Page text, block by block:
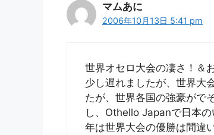
マムあに
2006年10月13日 5:41 pm
世界オセロ大会の凄さ！＆
少し遅れましたが、世界大
たが、世界各国の強豪がで
し、Othello Japanで日本
年は世界大会の優勝は間違